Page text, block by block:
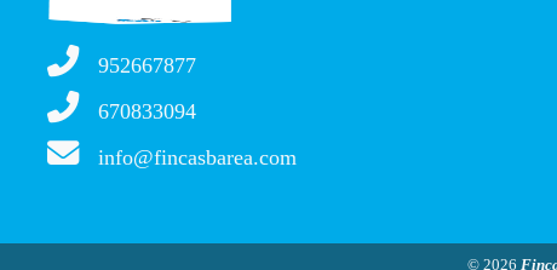
952667877
670833094
info@fincasbarea.com
© 2026